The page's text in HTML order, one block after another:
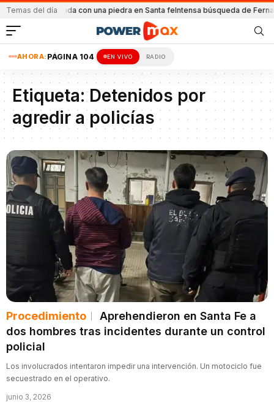
Temas del día
ilegalAtacada con una piedra en Santa feIntensa búsqueda de
AHORA: PÁGINA 104 EN VIVO RADIO
Etiqueta:Detenidos por
agredir a policías
Procedimiento
Aprehendieron en Santa Fe a
dos hombres tras incidentes durante un control
policial
Los involucrados intentaron impedir una intervención. Un motociclo fue
secuestrado en el operativo.
junio 3, 2026